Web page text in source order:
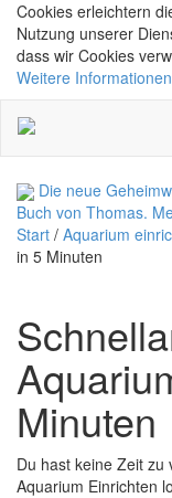
Cookies erleichtern
Nutzung unserer
dass wir Cookies
Weitere Informationen
Die neue
Buch von Thomas.
Start / Aquarium
in 5 Minuten
Minuten
Du hast keine Zeit zu
Aquarium Einrichten